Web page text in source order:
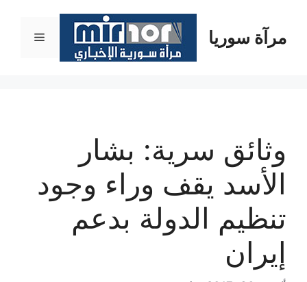
المحتوىمرآة سوريا القائمة
وثائق سرية: بشار
الأسد يقف وراء وجود
تنظيم الدولة بدعم
إيران